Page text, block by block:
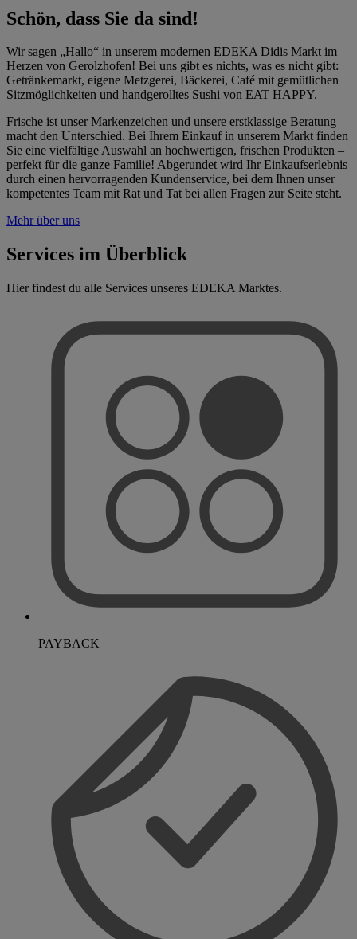
Schön, dass Sie da sind!
Wir sagen „Hallo“ in unserem modernen EDEKA Didis Markt im
Herzen von Gerolzhofen! Bei uns gibt es nichts, was es nicht gibt:
Getränkemarkt, eigene Metzgerei, Bäckerei, Café mit gemütlichen
Sitzmöglichkeiten und handgerolltes Sushi von EAT HAPPY.
Frische ist unser Markenzeichen und unsere erstklassige Beratung
macht den Unterschied. Bei Ihrem Einkauf in unserem Markt finden
Sie eine vielfältige Auswahl an hochwertigen, frischen Produkten –
perfekt für die ganze Familie! Abgerundet wird Ihr Einkaufserlebnis
durch einen hervorragenden Kundenservice, bei dem Ihnen unser
kompetentes Team mit Rat und Tat bei allen Fragen zur Seite steht.
Mehr über uns
Services im Überblick
Hier findest du alle Services unseres EDEKA Marktes.
PAYBACK